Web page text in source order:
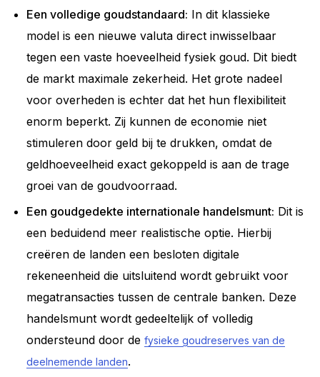
Een volledige goudstandaard: In dit klassieke
model is een nieuwe valuta direct inwisselbaar
tegen een vaste hoeveelheid fysiek goud. Dit biedt
de markt maximale zekerheid. Het grote nadeel
voor overheden is echter dat het hun flexibiliteit
enorm beperkt. Zij kunnen de economie niet
stimuleren door geld bij te drukken, omdat de
geldhoeveelheid exact gekoppeld is aan de trage
groei van de goudvoorraad.
Een goudgedekte internationale handelsmunt: Dit is
een beduidend meer realistische optie. Hierbij
creëren de landen een besloten digitale
rekeneenheid die uitsluitend wordt gebruikt voor
megatransacties tussen de centrale banken. Deze
handelsmunt wordt gedeeltelijk of volledig
ondersteund door de fysieke goudreserves van de
deelnemende landen.